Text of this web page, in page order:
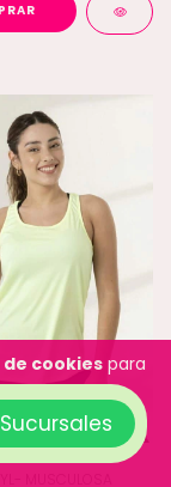
cookies para
Sucursales